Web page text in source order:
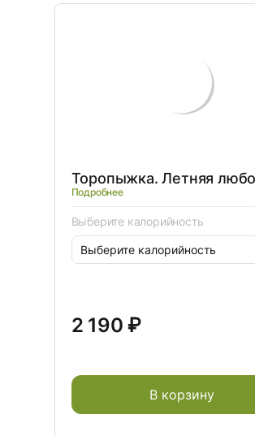
Торопыжка. Летняя
Подробнее
Выберите калорийность
2 190 ₽
В корзину